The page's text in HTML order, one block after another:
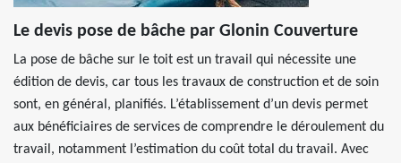
Le devis pose de bâche par Glonin Couverture
La pose de bâche sur le toit est un travail qui nécessite une
édition de devis, car tous les travaux de construction et de soin
sont, en général, planifiés. L’établissement d’un devis permet
aux bénéficiaires de services de comprendre le déroulement du
travail, notamment l’estimation du coût total du travail. Avec